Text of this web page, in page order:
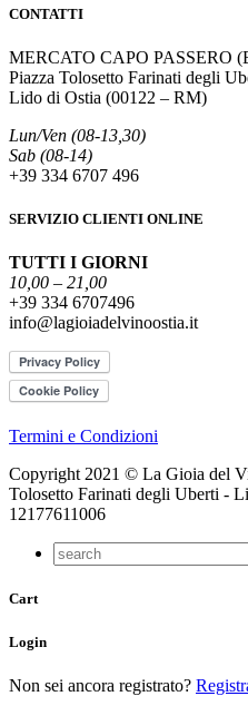
CONTATTI
MERCATO CAPO PASSERO
Piazza Tolosetto Farinati degli
Lido di Ostia (00122 – RM)
Lun/Ven (08-13,30)
Sab (08-14)
+39 334 6707 496
SERVIZIO CLIENTI ONLINE
TUTTI I GIORNI
10,00 – 21,00
+39 334 6707496
info@lagioiadelvinoostia.it
Termini e Condizioni
Copyright 2021 © La Gioia del
Tolosetto Farinati degli Uberti -
12177611006
Cart
Login
Non sei ancora registrato?